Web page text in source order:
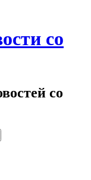
со
со